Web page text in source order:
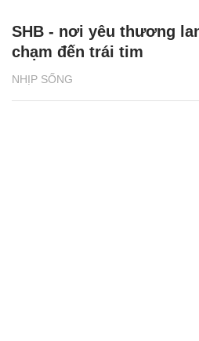
NHỊP SỐNG
SHB - nơi yêu thương
chạm đến trái tim